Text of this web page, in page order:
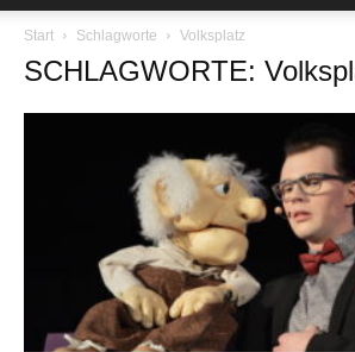
Start Schlagworte Volksplatz
SCHLAGWORTE: